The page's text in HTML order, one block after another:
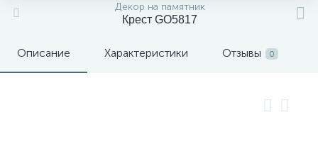
Декор на памятник
Крест GO5817
Описание Характеристики Отзывы 0